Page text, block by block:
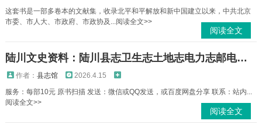
这套书是一部多卷本的文献集，收录北平和平解放和新中国建立以来，中共北京
市委、市人大、市政府、市政协及...阅读全文>>
阅读全文
陆川文史资料：陆川县志卫生志土地志电力志邮电志教育志土地志人物志财政志等PDF电子版下载
作者： 县志馆
2026.4.15
服务：每部10元 原书扫描 发送：微信或QQ发送，或百度网盘分享 联系：站内...
阅读全文>>
阅读全文